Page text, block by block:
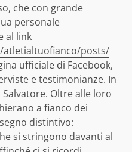
che con grande
personale
al link
atletialtuofianco/posts/
ufficiale di Facebook,
e testimonianze. In
Oltre alle loro
a fianco dei
distintivo:
si stringono davanti al